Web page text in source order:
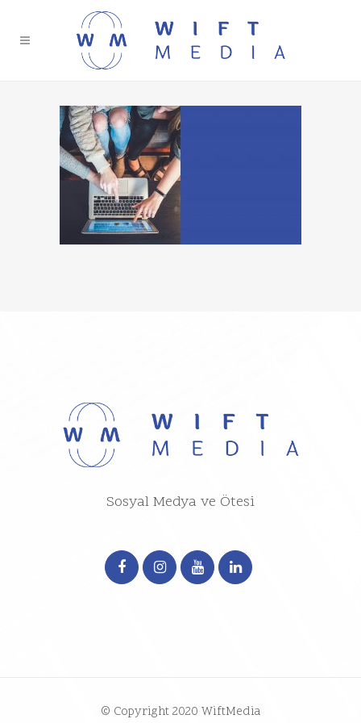
Sosyal Medya ve Ötesi
© Copyright 2020 WiftMedia